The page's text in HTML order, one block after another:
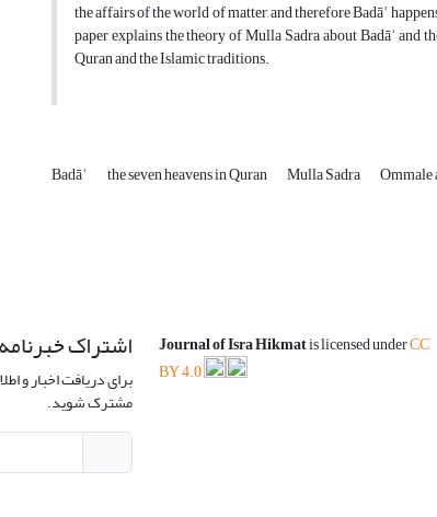
the affairs of the world of matter, and therefore Badāʾ
paper explains the theory of Mulla Sadra about Badāʾ and
Quran and the Islamic traditions.
Badāʾ the seven heavens in Quran Mulla Sadra Ommale
Journal of Isra Hikmatis licensed underCC
BY 4.0
اشتراک خبرنامه
برای دریافت اخبار و
مشترک شوید.